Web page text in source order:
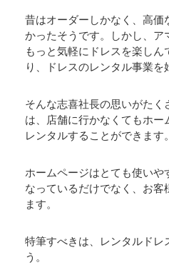
昔はオーダーしかなく、高価
かったそうです。しかし、ア
もっと気軽にドレスを楽し
り、ドレスのレンタル事業を
そんな志喜社長の思いがたく
は、店舗に行かなくてもホー
レンタルすることができます。
ホームページはとても使いや
なっているだけでなく、お
ます。
特筆すべきは、レンタルドレ
う。